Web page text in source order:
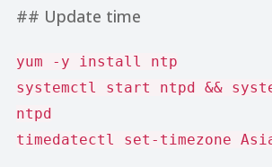
## Update time
yum -y install ntp
systemctl start ntpd &&
ntpd
timedatectl set-timezone